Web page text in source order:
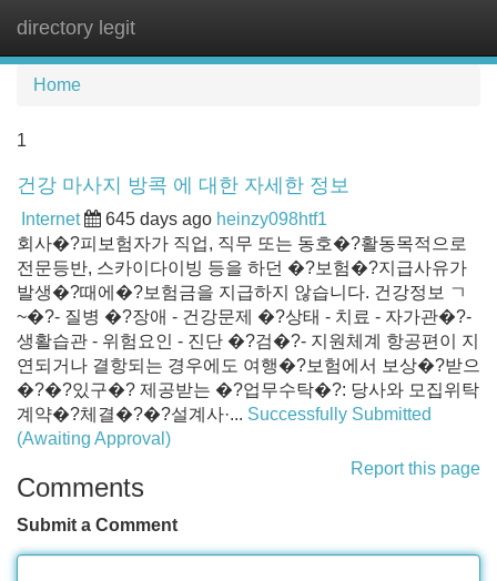
directory legit
Home
1
건강 마사지 방콕 에 대한 자세한 정보
Internet 645 days ago heinzy098htf1
회사�?피보험자가 직업, 직무 또는 동호�?활동목적으로
전문등반, 스카이다이빙 등을 하던 �?보험�?지급사유가
발생�?때에�?보험금을 지급하지 않습니다. 건강정보 ㄱ
~�?- 질병 �?장애 - 건강문제 �?상태 - 치료 - 자가관�?-
생활습관 - 위험요인 - 진단 �?검�?- 지원체계 항공편이 지
연되거나 결항되는 경우에도 여행�?보험에서 보상�?받으
�?�?있구�? 제공받는 �?업무수탁�?: 당사와 모집위탁
계약�?체결�?�?설계사·... Successfully Submitted
(Awaiting Approval)
Report this page
Comments
Submit a Comment